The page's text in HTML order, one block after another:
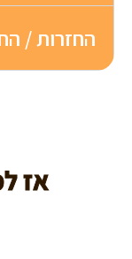
החזרות /
אז